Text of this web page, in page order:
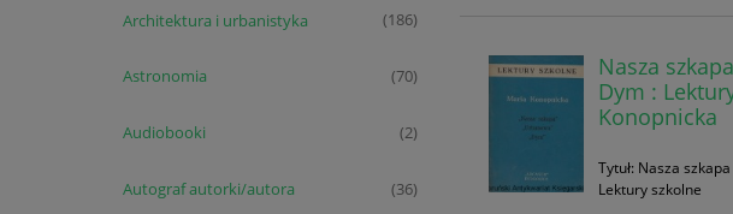
Architektura i urbanistyka (186)
Astronomia (70)
Audiobooki (2)
Autograf autorki/autora (36)
Nasza
Dym :
Konopnicka
Tytuł: Nasza
Lektury szkolne